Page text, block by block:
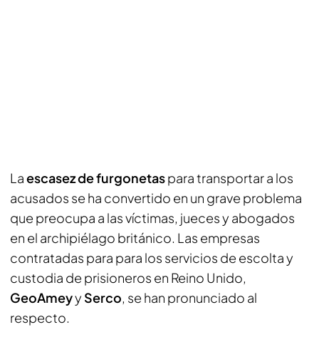
Laescasez de furgonetaspara transportar a los
acusados se ha convertido en un grave problema
que preocupa a las víctimas, jueces y abogados
en el archipiélago británico. Las empresas
contratadas para para los servicios de escolta y
custodia de prisioneros en Reino Unido,
GeoAmeyy Serco, se han pronunciado al
respecto.